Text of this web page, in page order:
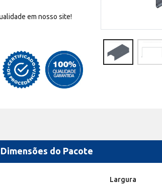
em nosso site!
Dimensões do Pacote
Largura